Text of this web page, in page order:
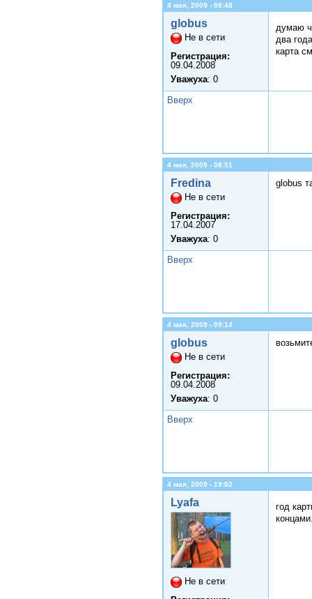
4 мая, 2009 - 08:48
globus
Не в сети
Регистрация:
09.04.2008
Уважуха: 0
думаю
два
карта
Вверх
4 мая, 2009 - 08:51
Fredina
Не в сети
Регистрация:
17.04.2007
Уважуха: 0
globus
Вверх
4 мая, 2009 - 09:14
globus
Не в сети
Регистрация:
09.04.2008
Уважуха: 0
Вверх
4 мая, 2009 - 19:02
Lyafa
Не в сети
год